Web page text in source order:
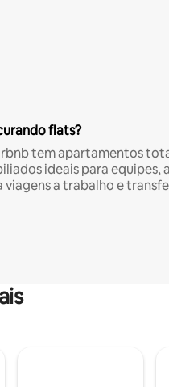
flats?
tem apartamentos
ideais para equipes,
viagens a trabalho e